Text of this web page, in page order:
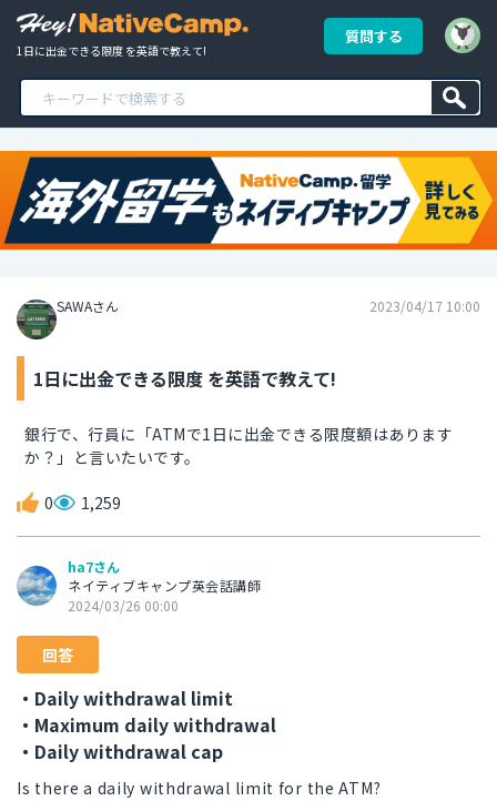
1日に出金できる限度 を英語で教えて!
質問する
SAWAさん 2023/04/17 10:00
1日に出金できる限度 を英語で教えて!
銀行で、行員に「ATMで1日に出金できる限度額はあります
か？」と言いたいです。
0 1,259
ha7さん
ネイティブキャンプ英会話講師
2024/03/26 00:00
回答
・Daily withdrawal limit
・Maximum daily withdrawal
・Daily withdrawal cap
Is there a daily withdrawal limit for the ATM?